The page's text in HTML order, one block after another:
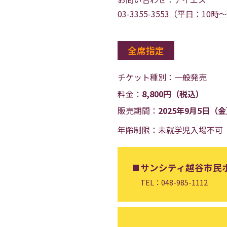
03-3355-3553（平日：10時～
全席指定
チケット種別： 一般発売
料金： 8,800円（税込）
販売期間： 2025年9月5日（
年齢制限：未就学児入場不可
サンシティ越谷市民
TEL：048-985-1112